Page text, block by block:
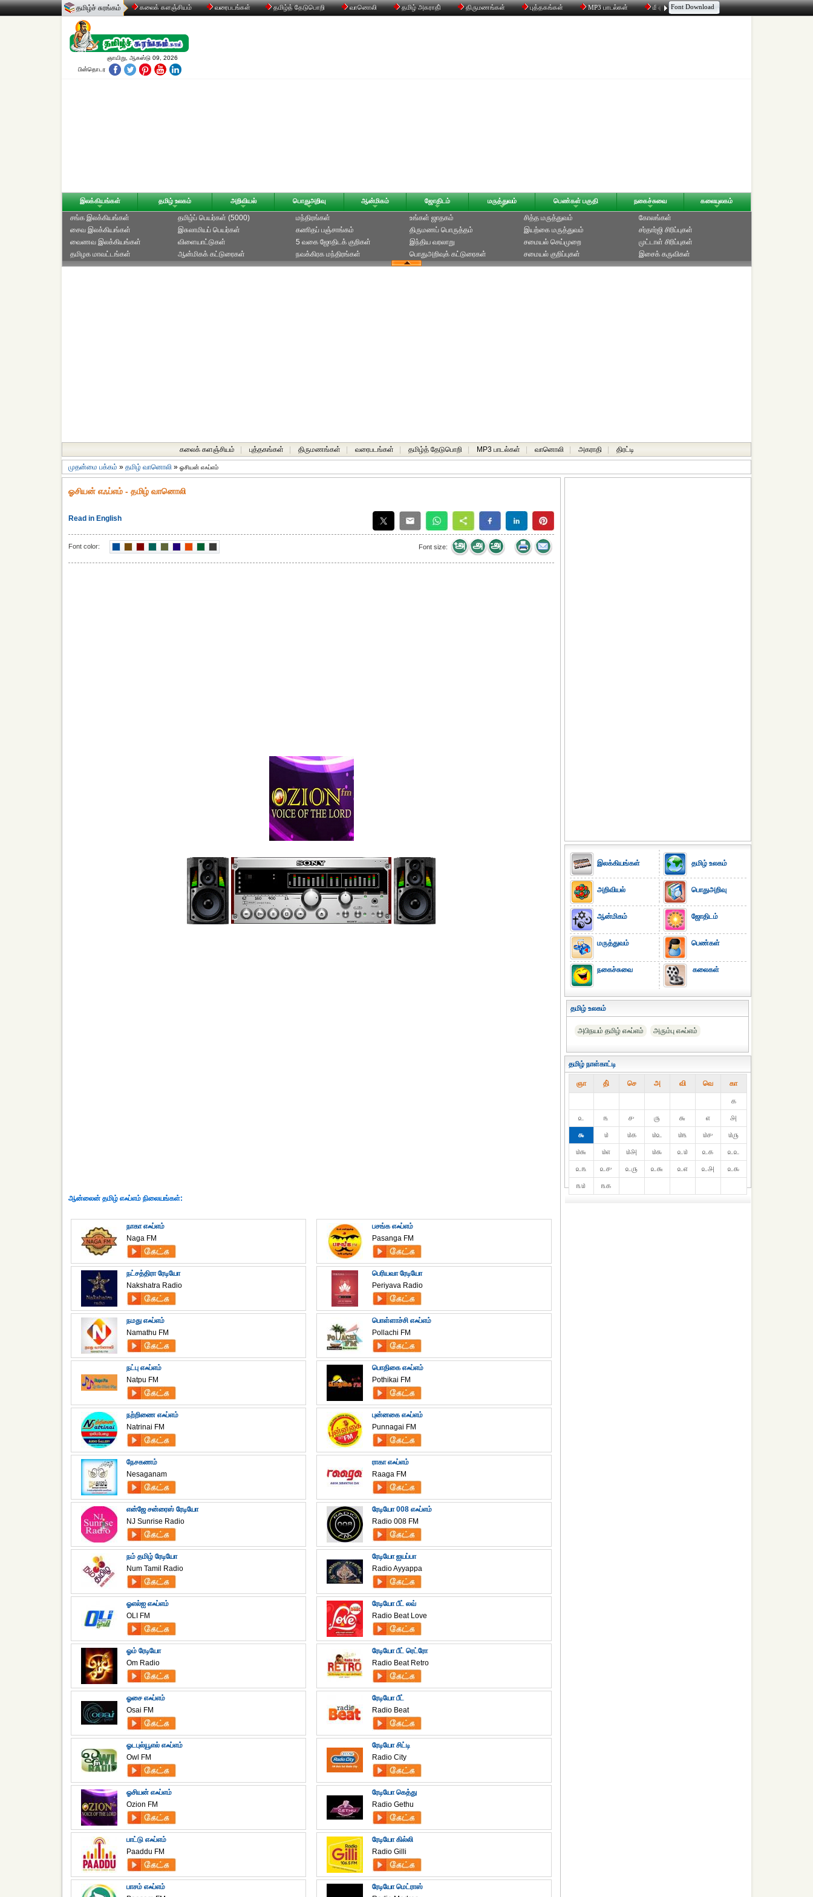
தமிழ்ச் சுரங்கம் கலைக் களஞ்சியம் வரைபடங்கள் தமிழ்த் தேடுபொறி வானொலி தமிழ் அகராதி் திருமணங்கள் புத்தகங்கள் MP3 பாடல்கள் மின்னஞ்சல் திரட்டி உரையாடல்
Font Download
ஞாயிறு, ஆகஸ்டு 09, 2026
பின்தொடர
இலக்கியங்கள் தமிழ் உலகம் அறிவியல் பொதுஅறிவு ஆன்மிகம் ஜோதிடம் மருத்துவம் பெண்கள் பகுதி நகைச்சுவை கலையுலகம்
சங்க இலக்கியங்கள்
சைவ இலக்கியங்கள்
வைணவ இலக்கியங்கள்
தமிழக மாவட்டங்கள்
தமிழ்ப் பெயர்கள் (5000)
இசுலாமியப் பெயர்கள்
விளையாட்டுகள்
ஆன்மிகக் கட்டுரைகள்
மந்திரங்கள்
கணிதப் பஞ்சாங்கம்
5 வகை ஜோதிடக் குறிகள்
நவக்கிரக மந்திரங்கள்
உங்கள் ஜாதகம்
திருமணப் பொருத்தம்
இந்திய வரலாறு
பொதுஅறிவுக் கட்டுரைகள்
சித்த மருத்துவம்
இயற்கை மருத்துவம்
சமையல் செய்முறை
சமையல் குறிப்புகள்
கோலங்கள்
சர்தார்ஜி சிரிப்புகள்
முட்டாள் சிரிப்புகள்
இசைக் கருவிகள்
கலைக் களஞ்சியம் புத்தகங்கள் திருமணங்கள் வரைபடங்கள் தமிழ்த் தேடுபொறி MP3 பாடல்கள் வானொலி அகராதி திரட்டி
முதன்மை பக்கம் » தமிழ் வானொலி » ஓசியன் எஃப்எம்
ஓசியன் எஃப்எம் - தமிழ் வானொலி
Read in English
Font color: Font size:
ஆன்லைன் தமிழ் எஃப்எம் நிலையங்கள்:
நாகா எஃப்எம்
Naga FM
நட்சத்திரா ரேடியோ
Nakshatra Radio
நமது எஃப்எம்
Namathu FM
நட்பு எஃப்எம்
Natpu FM
நற்றிணை எஃப்எம்
Natrinai FM
நேசகணம்
Nesaganam
என்ஜே சன்ரைஸ் ரேடியோ
NJ Sunrise Radio
நம் தமிழ் ரேடியோ
Num Tamil Radio
ஓஎல்ஐ எஃப்எம்
OLI FM
ஓம் ரேடியோ
Om Radio
ஓசை எஃப்எம்
Osai FM
ஓடபுல்யூஎல் எஃப்எம்
Owl FM
ஓசியன் எஃப்எம்
Ozion FM
பாட்டு எஃப்எம்
Paaddu FM
பாசம் எஃப்எம்
பசங்க எஃப்எம்
Pasanga FM
பெரியவா ரேடியோ
Periyava Radio
பொள்ளாச்சி எஃப்எம்
Pollachi FM
பொதிகை எஃப்எம்
Pothikai FM
புன்னகை எஃப்எம்
Punnagai FM
ராகா எஃப்எம்
Raaga FM
ரேடியோ 008 எஃப்எம்
Radio 008 FM
ரேடியோ ஐயப்பா
Radio Ayyappa
ரேடியோ பீட் லவ்
Radio Beat Love
ரேடியோ பீட் ரெட்ரோ
Radio Beat Retro
ரேடியோ பீட்
Radio Beat
ரேடியோ சிட்டி
Radio City
ரேடியோ கெத்து
Radio Gethu
ரேடியோ கில்லி
Radio Gilli
ரேடியோ மெட்ராஸ்
இலக்கியங்கள்
அறிவியல்
ஆன்மிகம்
மருத்துவம்
நகைச்சுவை
தமிழ் உலகம்
பொதுஅறிவு
ஜோதிடம்
பெண்கள்
கலைகள்
தமிழ் உலகம்
அபிநயம் தமிழ் எஃப்எம் அரும்பு எஃப்எம்
தமிழ் நாள்காட்டி
ஞா தி் செ அ வி வெ கா
௧
௨
௩ ௪ ௫ ௬ ௭
௮
௯
௰ ௰௧ ௰௨ ௰௩ ௰௪
௰௫
௰௬
௰௭ ௰௮ ௰௯ ௨௰ ௨௧
௨௨
௨௩
௨௪ ௨௫ ௨௬ ௨௭ ௨௮
௨௯
௩௰
௩௧